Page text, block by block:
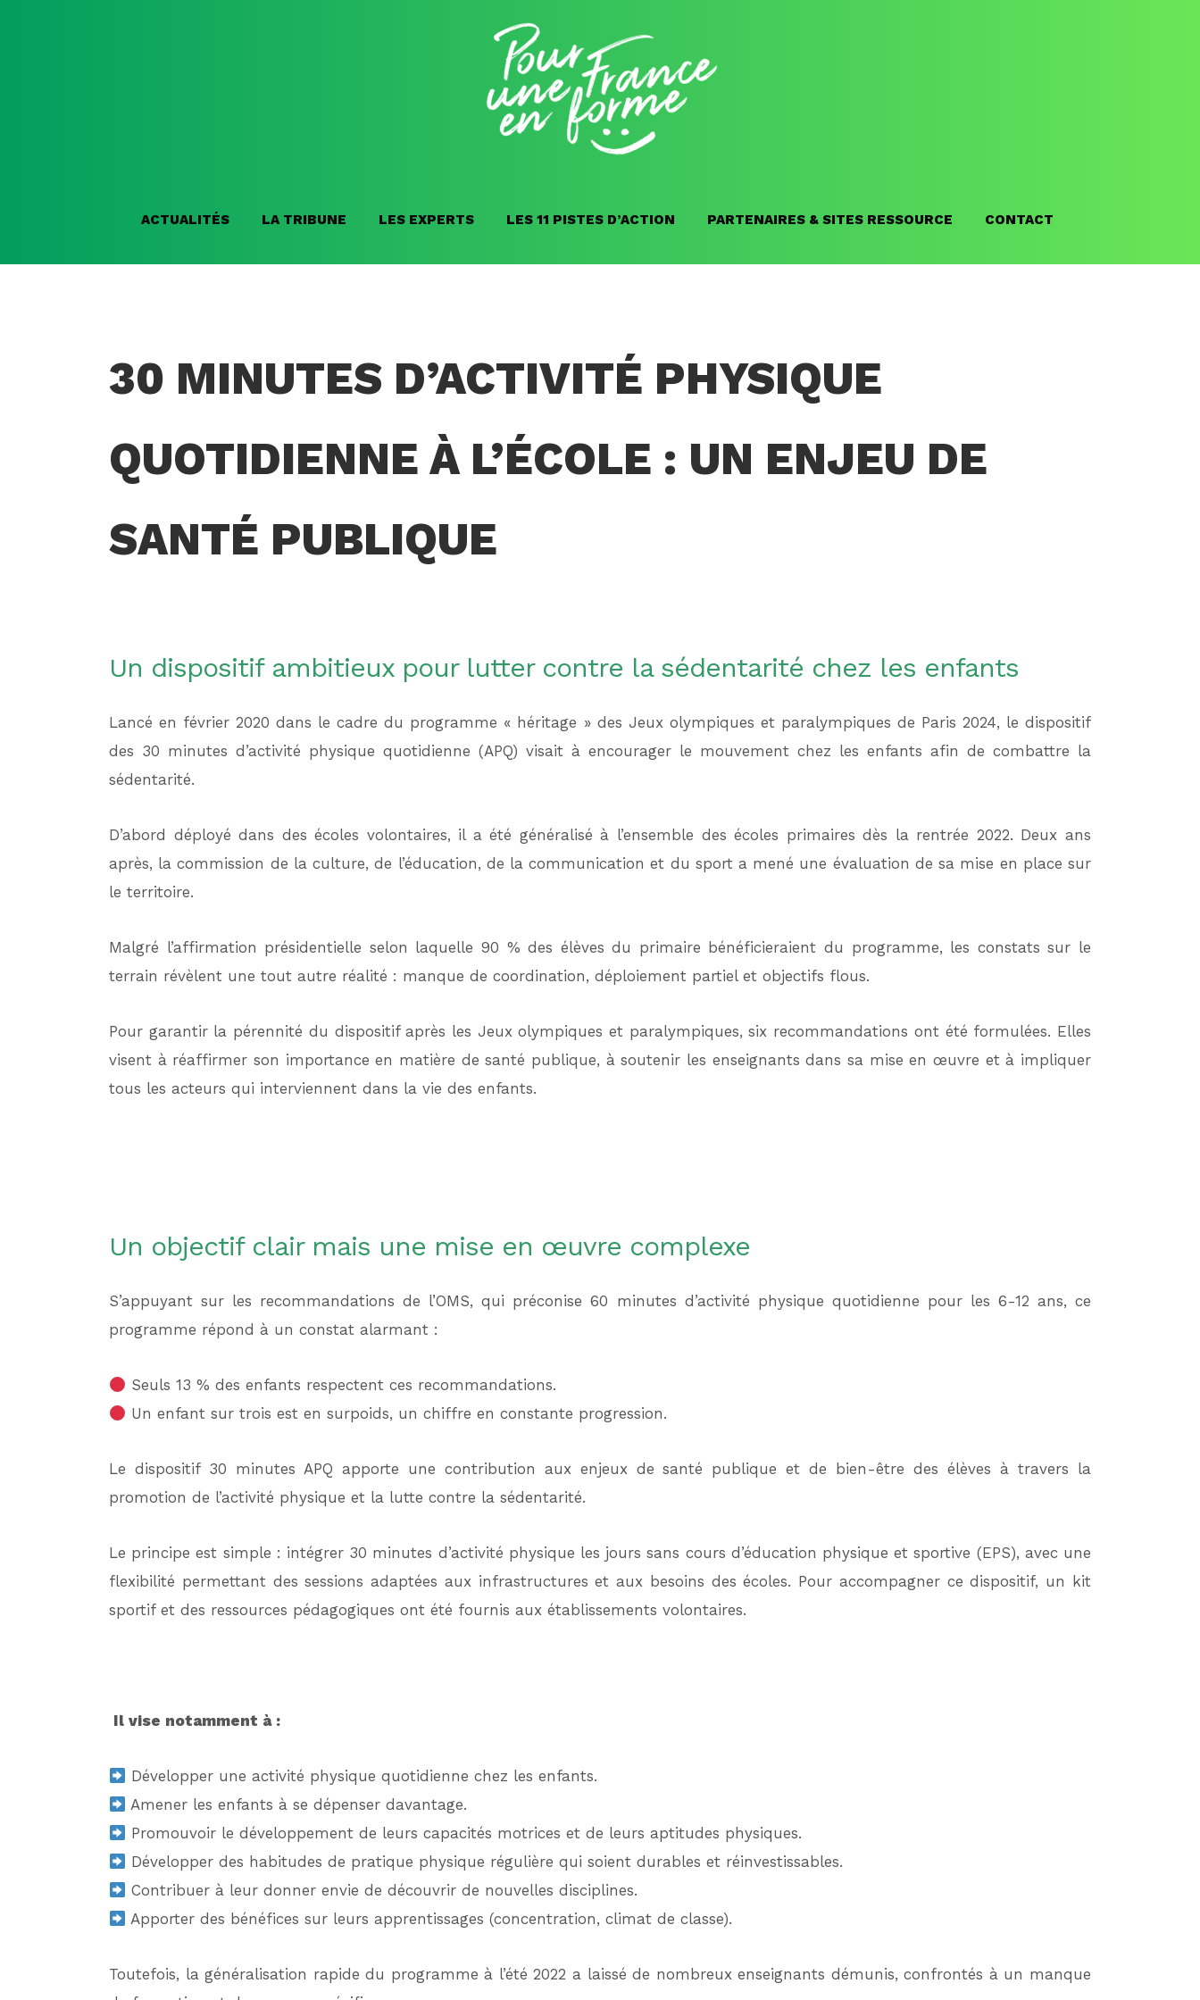
ACTUALITÉS LA TRIBUNE LES EXPERTS LES 11 PISTES D’ACTION PARTENAIRES & SITES RESSOURCE CONTACT
30 MINUTES D’ACTIVITÉ PHYSIQUE
QUOTIDIENNE À L’ÉCOLE : UN ENJEU DE
SANTÉ PUBLIQUE
Un dispositif ambitieux pour lutter contre la sédentarité chez les enfants
Lancé en février 2020 dans le cadre du programme « héritage » des Jeux olympiques et paralympiques de Paris 2024, le dispositif
des 30 minutes d’activité physique quotidienne (APQ) visait à encourager le mouvement chez les enfants afin de combattre la
sédentarité.
D’abord déployé dans des écoles volontaires, il a été généralisé à l’ensemble des écoles primaires dès la rentrée 2022. Deux ans
après, la commission de la culture, de l’éducation, de la communication et du sport a mené une évaluation de sa mise en place sur
le territoire.
Malgré l’affirmation présidentielle selon laquelle 90 % des élèves du primaire bénéficieraient du programme, les constats sur le
terrain révèlent une tout autre réalité : manque de coordination, déploiement partiel et objectifs flous.
Pour garantir la pérennité du dispositif après les Jeux olympiques et paralympiques, six recommandations ont été formulées. Elles
visent à réaffirmer son importance en matière de santé publique, à soutenir les enseignants dans sa mise en œuvre et à impliquer
tous les acteurs qui interviennent dans la vie des enfants.
Un objectif clair mais une mise en œuvre complexe
S’appuyant sur les recommandations de l’OMS, qui préconise 60 minutes d’activité physique quotidienne pour les 6-12 ans, ce
programme répond à un constat alarmant :
Seuls 13 % des enfants respectent ces recommandations.
Un enfant sur trois est en surpoids, un chiffre en constante progression.
Le dispositif 30 minutes APQ apporte une contribution aux enjeux de santé publique et de bien-être des élèves à travers la
promotion de l’activité physique et la lutte contre la sédentarité.
Le principe est simple : intégrer 30 minutes d’activité physique les jours sans cours d’éducation physique et sportive (EPS), avec une
flexibilité permettant des sessions adaptées aux infrastructures et aux besoins des écoles. Pour accompagner ce dispositif, un kit
sportif et des ressources pédagogiques ont été fournis aux établissements volontaires.
Il vise notamment à :
Développer une activité physique quotidienne chez les enfants.
Amener les enfants à se dépenser davantage.
Promouvoir le développement de leurs capacités motrices et de leurs aptitudes physiques.
Développer des habitudes de pratique physique régulière qui soient durables et réinvestissables.
Contribuer à leur donner envie de découvrir de nouvelles disciplines.
Apporter des bénéfices sur leurs apprentissages (concentration, climat de classe).
Toutefois, la généralisation rapide du programme à l’été 2022 a laissé de nombreux enseignants démunis, confrontés à un manque